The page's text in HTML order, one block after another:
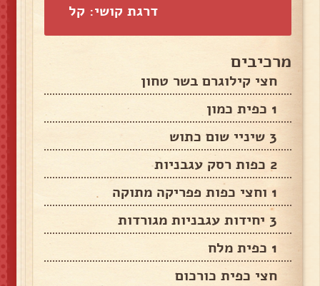
דרגת קושי: קל
מרכיבים
חצי קילוגרם בשר טחון
1 כפית כמון
3 שיניי שום כתוש
2 כפות רסק עגבניות
1 וחצי כפות פפריקה מתוקה
3 יחידות עגבניות מגורדות
1 כפית מלח
חצי כפית כורכום